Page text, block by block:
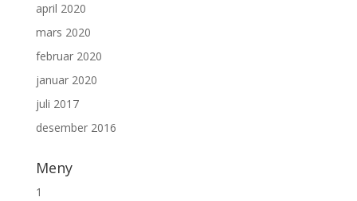
april 2020
mars 2020
februar 2020
januar 2020
juli 2017
desember 2016
Meny
1